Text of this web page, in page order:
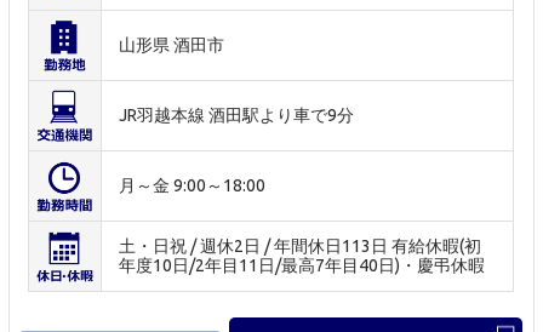
山形県 酒田市
JR羽越本線 酒田駅より車で9分
月～金 9:00～18:00
土・日祝 / 週休2日 / 年間休日113日 有給休暇(初
年度10日/2年目11日/最高7年目40日)・慶弔休暇